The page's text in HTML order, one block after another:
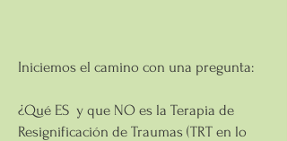
Iniciemos el camino con una pregunta:
¿Qué ES y que NO es la Terapia de
Resignificación de Traumas (TRT en lo